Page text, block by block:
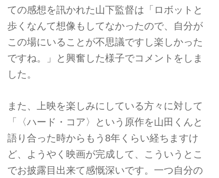
ての感想を訊かれた山下監督は「ロボットと
歩くなんて想像もしてなかったので、自分が
この場にいることが不思議ですし楽しかった
ですね。」と興奮した様子でコメントをしま
した。
また、上映を楽しみにしている方々に対して
「〈ハード・コア〉という原作を山田くんと
語り合った時からもう8年くらい経ちますけ
ど、ようやく映画が完成して、こういうとこ
でお披露目出来て感慨深いです。一つ自分の